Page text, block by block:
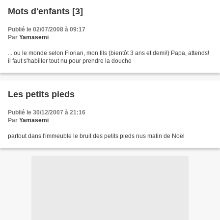
Mots d'enfants [3]
Publié le 02/07/2008 à 09:17
Par Yamasemi
... ou le monde selon Florian, mon fils (bientôt 3 ans et demi!) Papa, attends!
il faut s'habiller tout nu pour prendre la douche
Les petits pieds
Publié le 30/12/2007 à 21:16
Par Yamasemi
partout dans l'immeuble le bruit des petits pieds nus matin de Noël